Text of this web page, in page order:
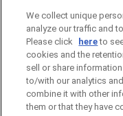
ソーシャルメディアポ
お問い合わせ
サイトマップ
We collect unique
analyze our traffic and
Please click
hereto
cookies and the
sell or share
to/with our analytics
combine it with other
them or that they have